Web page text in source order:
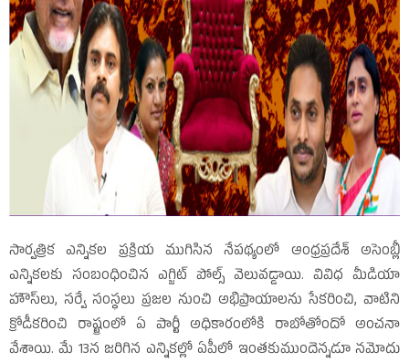
సార్వత్రిక ఎన్నికల ప్రక్రియ ముగిసిన నేపథ్యంలో ఆంధ్రప్రదేశ్‌ అసెంబ్లీ
ఎన్నికలకు సంబంధించిన ఎగ్జిట్‌ పోల్స్‌ వెలువడ్డాయి. వివిధ మీడియా
హౌస్‌లు, సర్వే సంస్థలు ప్రజల నుంచి అభిప్రాయాలను సేకరించి, వాటిని
క్రోడీకరించి రాష్ట్రంలో ఏ పార్టీ అధికారంలోకి రాబోతోందో అంచనా
వేశాయి. మే 13న జరిగిన ఎన్నికల్లో ఏపీలో ఇంతకుముందెన్నడూ నమోదు